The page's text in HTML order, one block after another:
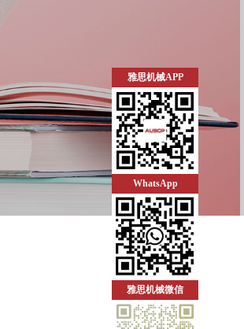
雅思机械APP
WhatsApp
雅思机械微信